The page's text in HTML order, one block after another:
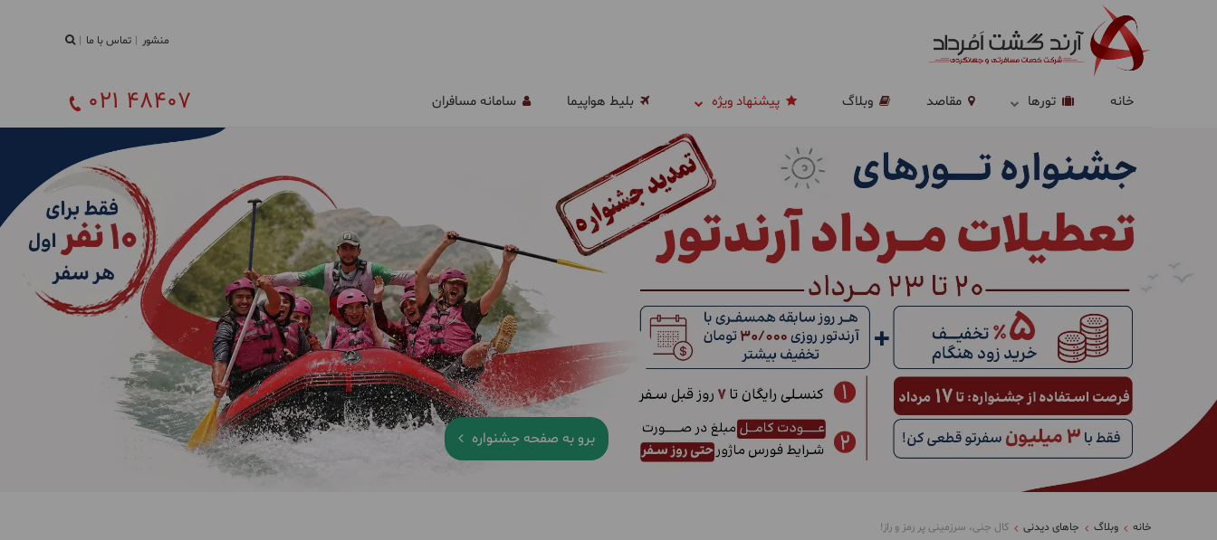
منشور تماس با ما
خانه تورها مقاصد وبلاگ پیشنهاد ویژه بلیط هواپیما سامانه مسافران 021 48407
برو به صفحه جشنواره
خانه وبلاگ جاهای دیدنی کال جنی، سرزمینی پر رمز و راز!